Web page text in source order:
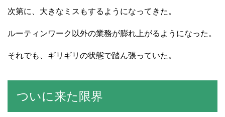
次第に、大きなミスもするようになってきた。
ルーティンワーク以外の業務が膨れ上がるようになった。
それでも、ギリギリの状態で踏ん張っていた。
ついに来た限界